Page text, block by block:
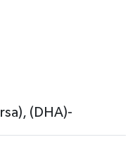
(DHA)-